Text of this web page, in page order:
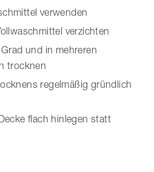
verwenden
verzichten
und in mehreren
trocknen
regelmäßig gründlich
flach hinlegen statt